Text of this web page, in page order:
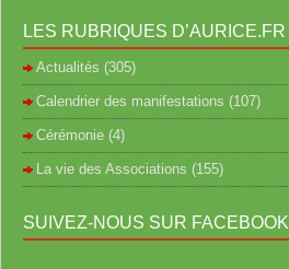
LES RUBRIQUES D’AURICE.FR
Actualités (305)
Calendrier des manifestations (107)
Cérémonie (4)
La vie des Associations (155)
SUIVEZ-NOUS SUR FACEBOOK